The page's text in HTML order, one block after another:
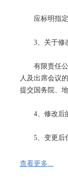
应标明指定
3、关于修改
有限责任公
人及出席会议
提交国务院、
4、修改后的
5、变更后住
自有房产提交
房屋销售许可
查看更多...